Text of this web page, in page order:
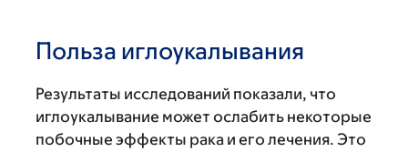
Польза иглоукалывания
Результаты исследований показали, что
иглоукалывание может ослабить некоторые
побочные эффекты рака и его лечения. Это